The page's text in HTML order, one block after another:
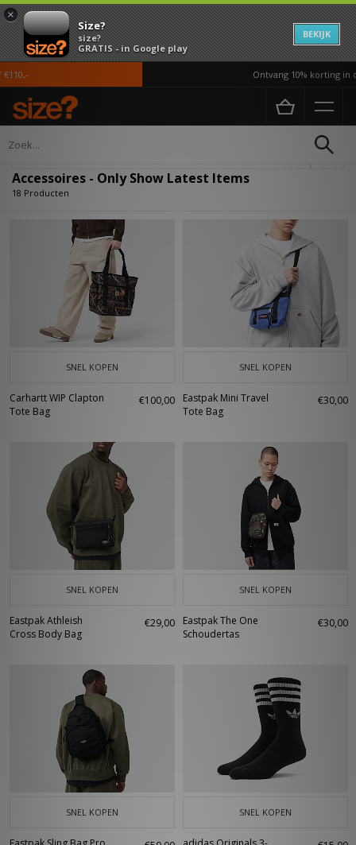
×
Size?
size?
GRATIS - in Google play
BEKIJK
Ontvang 10% korting in de
Home Heren
Accessoires - Only Show Latest Items
18 Producten
SNEL KOPEN
Carhartt WIP Clapton
Tote Bag
€100,00
SNEL KOPEN
Eastpak Mini Travel
Tote Bag
€30,00
SNEL KOPEN
Eastpak Athleish
Cross Body Bag
€29,00
SNEL KOPEN
Eastpak The One
Schoudertas
€30,00
SNEL KOPEN SNEL KOPEN